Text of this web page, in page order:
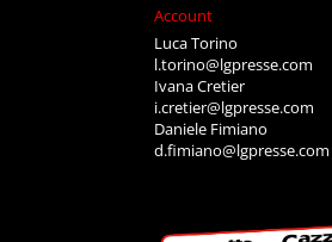
Account
Luca Torino
l.torino@lgpresse.com
Ivana Cretier
i.cretier@lgpresse.com
Daniele Fimiano
d.fimiano@lgpresse.com